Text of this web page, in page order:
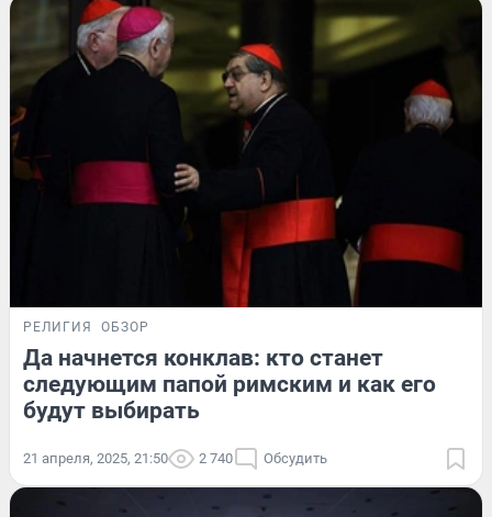
РЕЛИГИЯ ОБЗОР
Да начнется конклав: кто станет
следующим папой римским и как его
будут выбирать
21 апреля, 2025, 21:50 2 740 Обсудить